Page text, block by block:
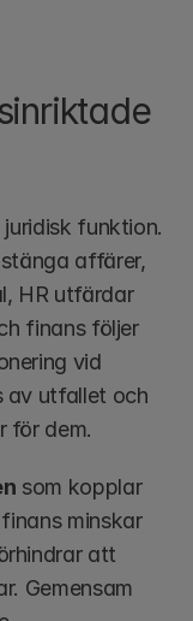
funktion.
affärer,
HR utfärdar
finans följer
vid
av utfallet och
för dem.
som kopplar
minskar
att
Gemensam